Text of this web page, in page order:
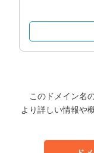
このドメイン名
より詳しい情報や